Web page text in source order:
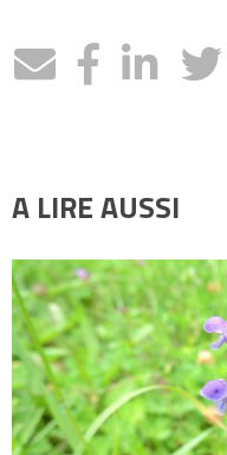
A LIRE AUSSI